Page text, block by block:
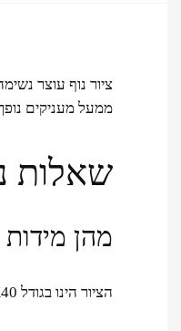
ממעל מעניקים
שאלות
מהן
הציור הינו בגודל 60X40 ס'מ, ומצויר בצבעי שמן איכותיים על גבי קנבס.